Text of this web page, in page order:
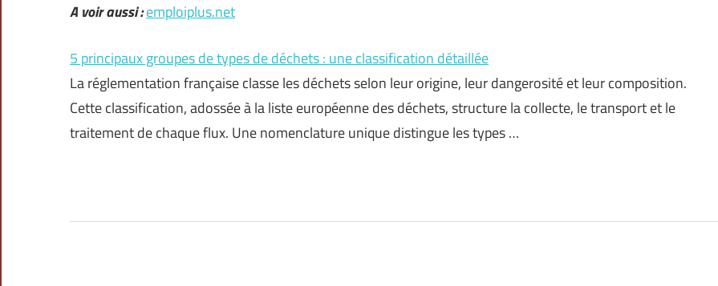
A voir aussi :emploiplus.net
5 principaux groupes de types de déchets : une classification détaillée
La réglementation française classe les déchets selon leur origine, leur dangerosité et leur composition.
Cette classification, adossée à la liste européenne des déchets, structure la collecte, le transport et le
traitement de chaque flux. Une nomenclature unique distingue les types …